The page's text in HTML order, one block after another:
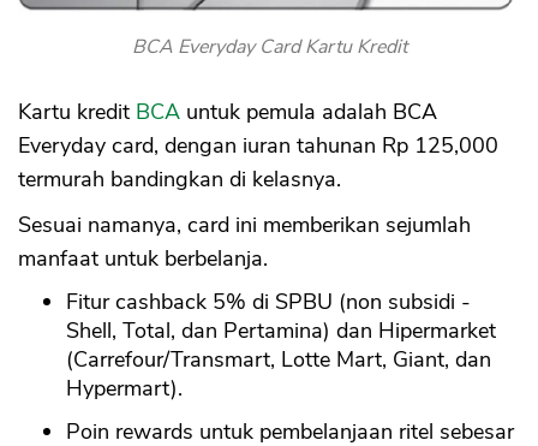
BCA Everyday Card Kartu Kredit
Kartu kredit BCA untuk pemula adalah BCA
Everyday card, dengan iuran tahunan Rp 125,000
termurah bandingkan di kelasnya.
Sesuai namanya, card ini memberikan sejumlah
manfaat untuk berbelanja.
Fitur cashback 5% di SPBU (non subsidi -
Shell, Total, dan Pertamina) dan Hipermarket
(Carrefour/Transmart, Lotte Mart, Giant, dan
Hypermart).
Poin rewards untuk pembelanjaan ritel sebesar